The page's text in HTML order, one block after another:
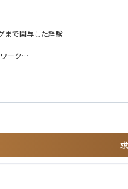
を積極的に発信できる環境のため
です。
に調整できます。
環境です。
っており、ご自身のスキルや実績に
堅まで幅広い世代の社員が活躍して
まで関与した経験
ーク
アップ案件の経験
取得経験